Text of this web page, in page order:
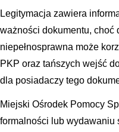
Legitymacja zawiera
ważności dokumentu, choć
niepełnosprawna może
PKP oraz tańszych wejść
dla posiadaczy tego
Miejski Ośrodek Pomocy
formalności lub wydawaniu